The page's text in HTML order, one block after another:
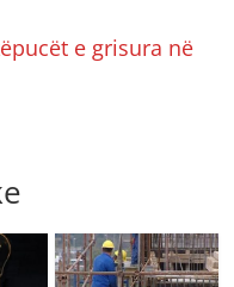
e grisura në